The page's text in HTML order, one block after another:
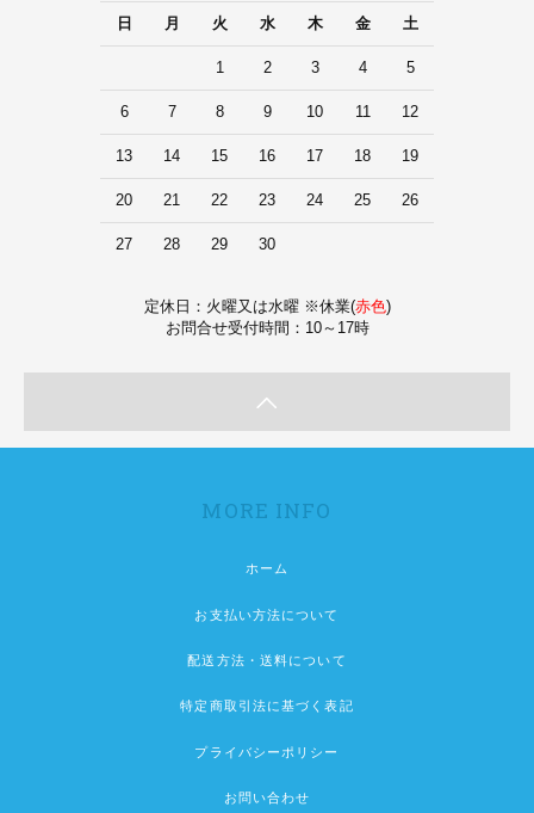
日
月 火 水 木 金 土
1 2 3 4 5
6 7 8 9 10 11 12
13 14 15 16 17 18 19
20 21 22 23 24 25 26
27 28 29 30
定休日：火曜又は水曜 ※休業(赤色)
お問合せ受付時間：10～17時
MORE INFO
ホーム
お支払い方法について
配送方法・送料について
特定商取引法に基づく表記
プライバシーポリシー
お問い合わせ